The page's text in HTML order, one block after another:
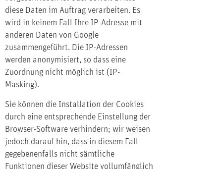
diese Daten im Auftrag verarbeiten. Es
wird in keinem Fall Ihre IP-Adresse mit
anderen Daten von Google
zusammengeführt. Die IP-Adressen
werden anonymisiert, so dass eine
Zuordnung nicht möglich ist (IP-
Masking).
Sie können die Installation der Cookies
durch eine entsprechende Einstellung der
Browser-Software verhindern; wir weisen
jedoch darauf hin, dass in diesem Fall
gegebenenfalls nicht sämtliche
Funktionen dieser Website vollumfänglich